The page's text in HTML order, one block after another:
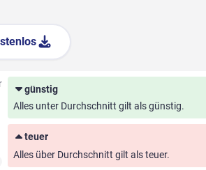
günstig
Alles unter Durchschnitt gilt als günstig.
teuer
Alles über Durchschnitt gilt als teuer.